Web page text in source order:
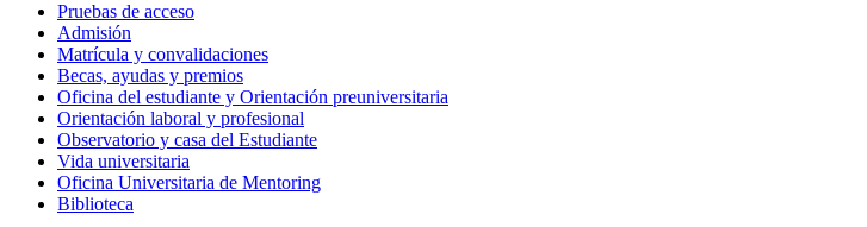
Pruebas de acceso
Admisión
Matrícula y convalidaciones
Becas, ayudas y premios
Oficina del estudiante y Orientación preuniversitaria
Orientación laboral y profesional
Observatorio y casa del Estudiante
Vida universitaria
Oficina Universitaria de Mentoring
Biblioteca